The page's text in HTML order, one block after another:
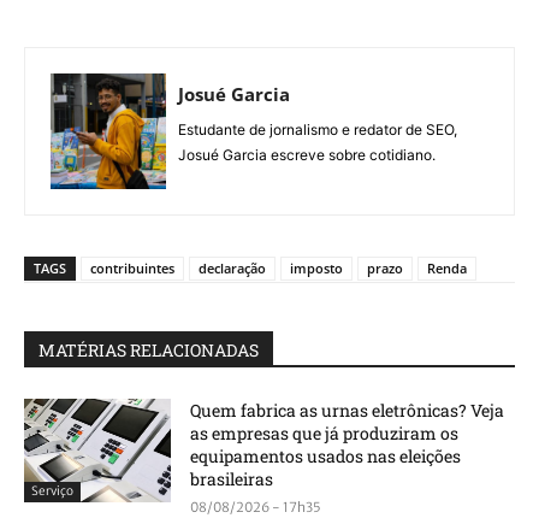
Josué Garcia
Estudante de jornalismo e redator de SEO,
Josué Garcia escreve sobre cotidiano.
TAGS contribuintes declaração imposto prazo Renda
MATÉRIAS RELACIONADAS
Serviço
Quem fabrica as urnas eletrônicas? Veja
as empresas que já produziram os
equipamentos usados nas eleições
brasileiras
08/08/2026 - 17h35